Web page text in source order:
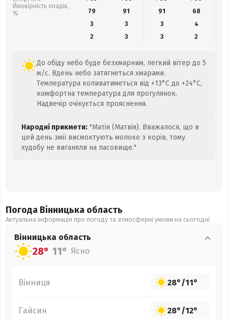
Ймовірність опадів,
%
79
91 91
68
3
3 3
4
2
3 3 2
До обіду небо буде безхмарним, легкий вітер до 5
м/с. Вдень небо затягнеться хмарами.
Температура коливатиметься від +13°C до +24°C,
комфортна температура для прогулянок.
Надвечір очікується прояснення.
Народні прикмети: "Матія (Матвія). Вважалося, що в
цей день змії висмоктують молоко з корів, тому
худобу не виганяли на пасовище."
Погода Вінницька область
Актуальна інформація про погоду та атмосферні умови на сьогодні
Вінницька область
28° 11° Ясно
Вінниця 28°/11°
Гайсин 28°/12°